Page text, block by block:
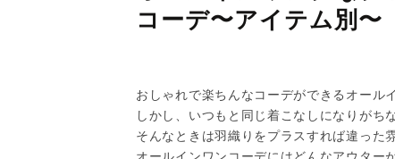
コーデ〜アイテム別〜
おしゃれで楽ちんなコーデができるオール
しかし、いつもと同じ着こなしになりがち
そんなときは羽織りをプラスすれば違った